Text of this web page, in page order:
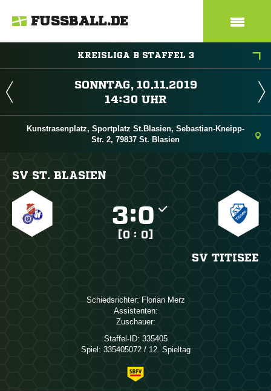
FUSSBALL.DE
KREISLIGA B STAFFEL 3
 
 
Kunstrasenplatz, Sportplatz St.Blasien, Sebastian-Kneipp-
Str. 2, 79837 St. Blasien
SV ST. BLASIEN
:
[0 : 0]
SV TITISEE
Schiedsrichter:  
Assistenten:
Zuschauer:
Staffel-ID: 335405
Spiel: 335405072 / 12. Spieltag